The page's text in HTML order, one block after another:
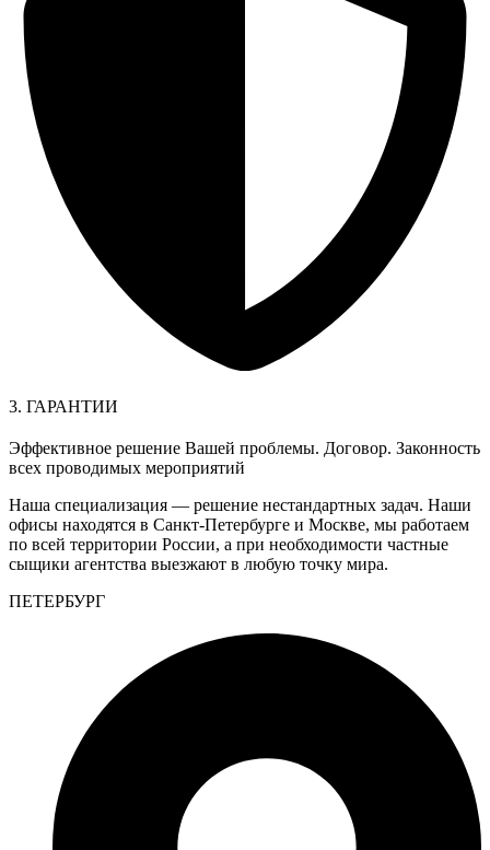
3. ГАРАНТИИ
Эффективное решение Вашей проблемы. Договор. Законность
всех проводимых мероприятий
Наша специализация — решение нестандартных задач. Наши
офисы находятся в Санкт-Петербурге и Москве, мы работаем
по всей территории России, а при необходимости частные
сыщики агентства выезжают в любую точку мира.
ПЕТЕРБУРГ